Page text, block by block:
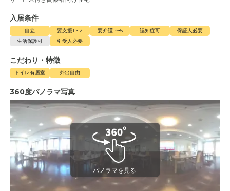
入居条件
自立 要支援1・2 要介護1〜5 認知症可
保証人必要
生活保護可
引受人必要
こだわり・特徴
トイレ有居室 外出自由
360度パノラマ写真